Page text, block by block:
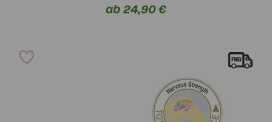
ab 24,90 €